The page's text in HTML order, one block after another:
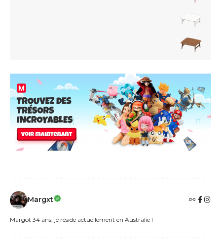
Margxt
Margot 34 ans, je réside actuellement en Australie !